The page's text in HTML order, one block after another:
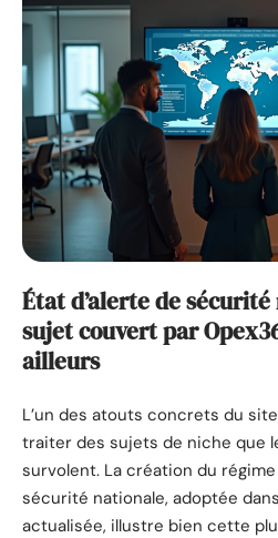
État d’alerte de
sujet couvert par
ailleurs
L’un des atouts concrets du
traiter des sujets de niche que
survolent. La création du régime
sécurité nationale, adoptée
actualisée, illustre bien cette